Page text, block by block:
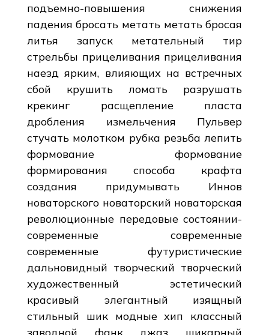
подъемно-повышения снижения
падения бросать метать метать бросая
литья запуск метательный тир
стрельбы прицеливания прицеливания
наезд ярким, влияющих на встречных
сбой крушить ломать разрушать
крекинг расщепление пласта
дробления измельчения Пульвер
стучать молотком рубка резьба лепить
формование формование
формирования способа крафта
создания придумывать Иннов
новаторского новаторский новаторская
революционные передовые состоянии-
современные современные
современные футуристические
дальновидный творческий творческий
художественный эстетический
красивый элегантный изящный
стильный шик модные хип классный
заводной фанк джаз шикарный